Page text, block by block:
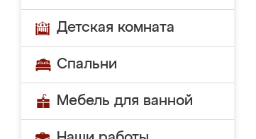
Детская комната
Спальни
Мебель для ванной